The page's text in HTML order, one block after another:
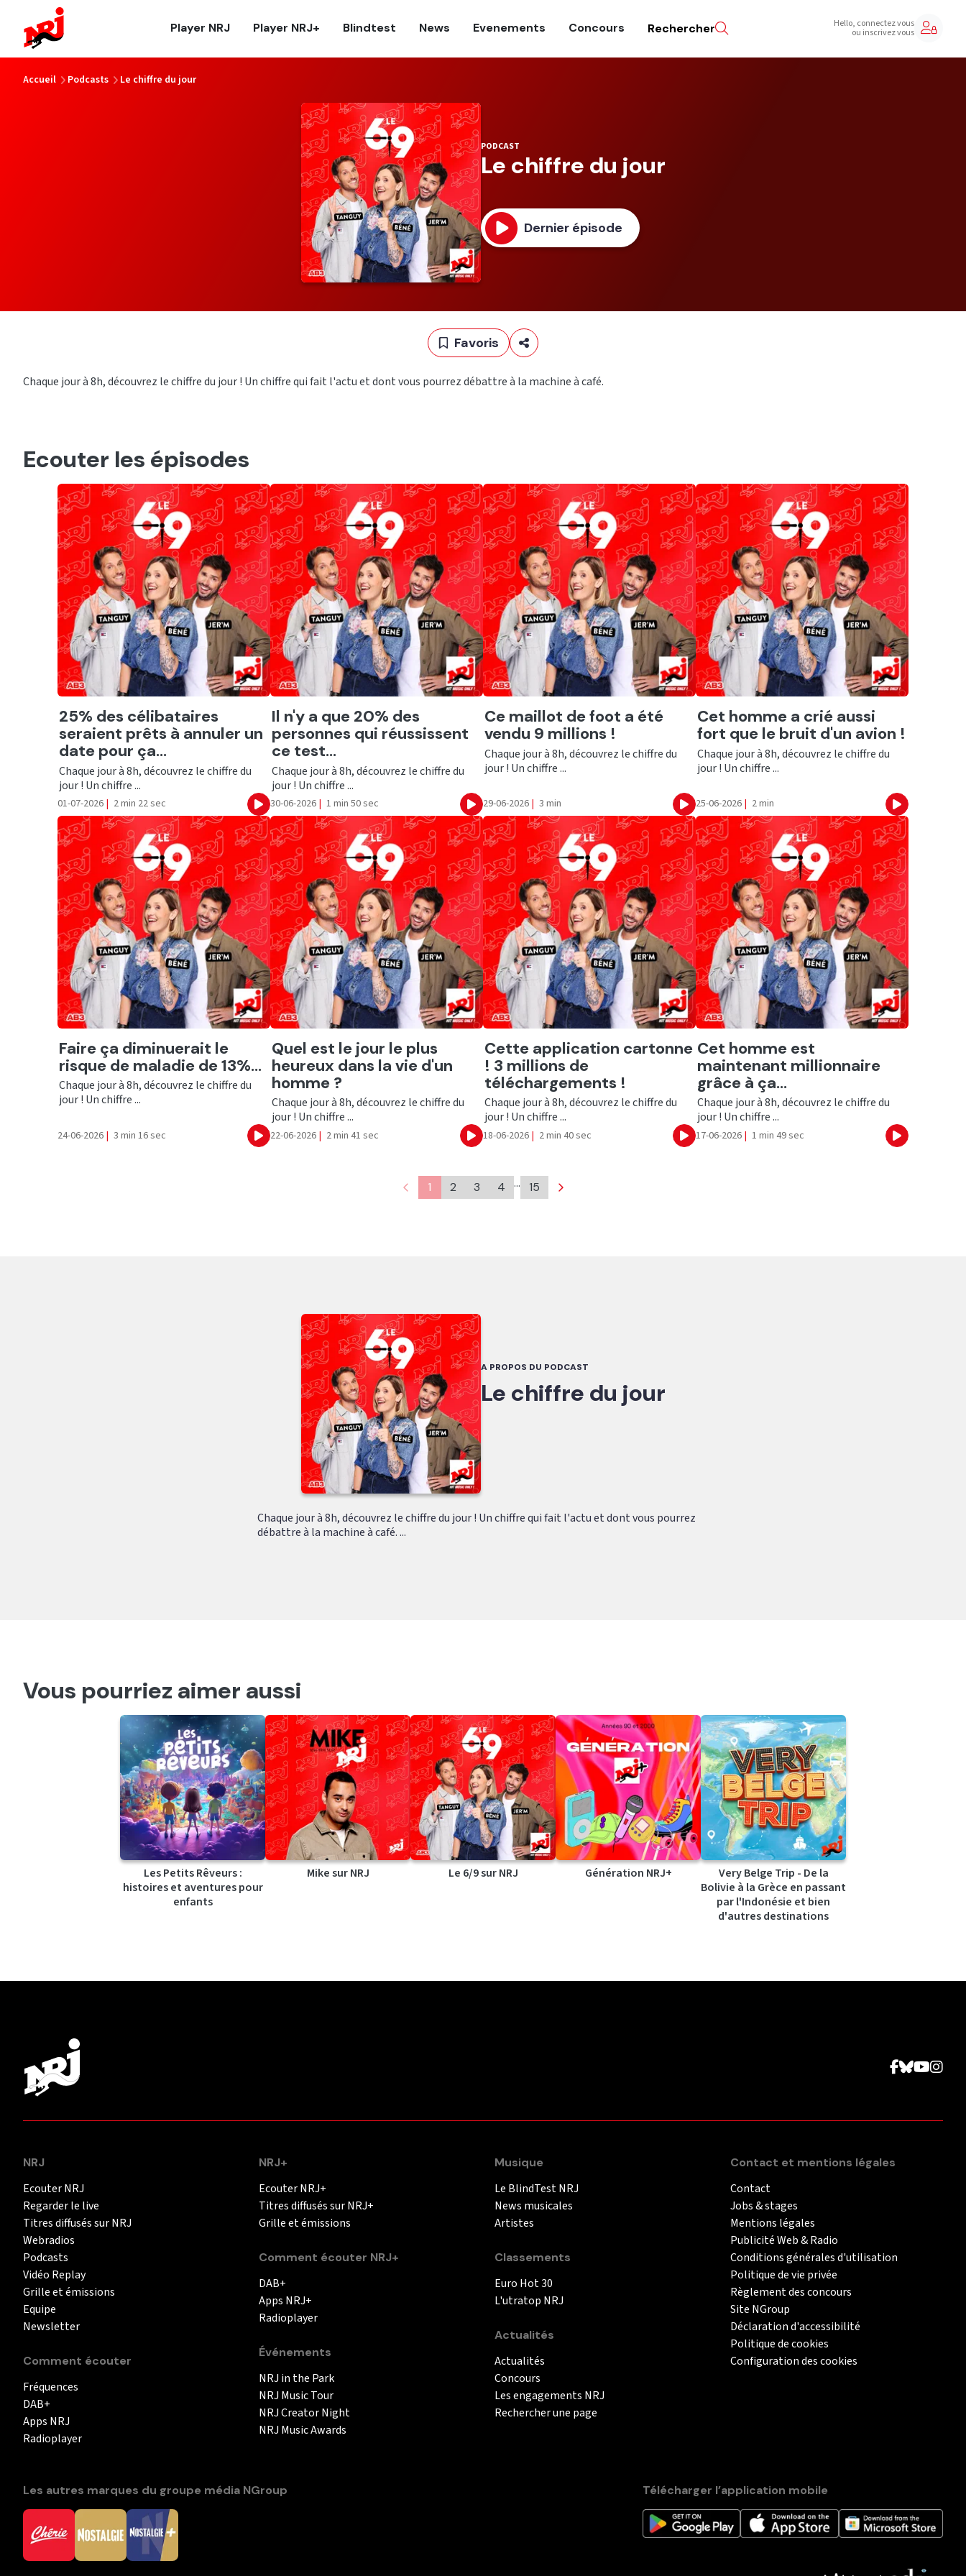
Player NRJ Player NRJ+ Blindtest News Evenements Concours Rechercher Hello, connectez vous
ou inscrivez vous
Accueil Podcasts Le chiffre du jour
PODCAST
Le chiffre du jour
Dernier épisode
Favoris
Chaque jour à 8h, découvrez le chiffre du jour ! Un chiffre qui fait l'actu et dont vous pourrez débattre à la machine à café.
Ecouter les épisodes
Ecouter
25% des célibataires
seraient prêts à annuler un
date pour ça...
Chaque jour à 8h, découvrez le chiffre du
jour ! Un chiffre ...
01-07-2026 | 2 min 22 sec Ecouter
Ecouter
Il n'y a que 20% des
personnes qui réussissent
ce test...
Chaque jour à 8h, découvrez le chiffre du
jour ! Un chiffre ...
30-06-2026 | 1 min 50 sec Ecouter
Ecouter
Ce maillot de foot a été
vendu 9 millions !
Chaque jour à 8h, découvrez le chiffre du
jour ! Un chiffre ...
29-06-2026 | 3 min Ecouter
Ecouter
Cet homme a crié aussi
fort que le bruit d'un avion !
Chaque jour à 8h, découvrez le chiffre du
jour ! Un chiffre ...
25-06-2026 | 2 min Ecouter
Ecouter
Faire ça diminuerait le
risque de maladie de 13%...
Chaque jour à 8h, découvrez le chiffre du
jour ! Un chiffre ...
24-06-2026 | 3 min 16 sec Ecouter
Ecouter
Quel est le jour le plus
heureux dans la vie d'un
homme ?
Chaque jour à 8h, découvrez le chiffre du
jour ! Un chiffre ...
22-06-2026 | 2 min 41 sec Ecouter
Ecouter
Cette application cartonne
! 3 millions de
téléchargements !
Chaque jour à 8h, découvrez le chiffre du
jour ! Un chiffre ...
18-06-2026 | 2 min 40 sec Ecouter
Ecouter
Cet homme est
maintenant millionnaire
grâce à ça...
Chaque jour à 8h, découvrez le chiffre du
jour ! Un chiffre ...
17-06-2026 | 1 min 49 sec Ecouter
1 2 3 4 … 15
A PROPOS DU PODCAST
Le chiffre du jour
Chaque jour à 8h, découvrez le chiffre du jour ! Un chiffre qui fait l'actu et dont vous pourrez
débattre à la machine à café. ...
Vous pourriez aimer aussi
Les Petits Rêveurs :
histoires et aventures pour
enfants
Mike sur NRJ Le 6/9 sur NRJ Génération NRJ+
Very Belge Trip - De la
Bolivie à la Grèce en passant
par l'Indonésie et bien
d'autres destinations
NRJ
Ecouter NRJ
Regarder le live
Titres diffusés sur NRJ
Webradios
Podcasts
Vidéo Replay
Grille et émissions
Equipe
Newsletter
Comment écouter
Fréquences
DAB+
Apps NRJ
Radioplayer
NRJ+
Ecouter NRJ+
Titres diffusés sur NRJ+
Grille et émissions
Comment écouter NRJ+
DAB+
Apps NRJ+
Radioplayer
Événements
NRJ in the Park
NRJ Music Tour
NRJ Creator Night
NRJ Music Awards
Musique
Le BlindTest NRJ
News musicales
Artistes
Classements
Euro Hot 30
L'utratop NRJ
Actualités
Actualités
Concours
Les engagements NRJ
Rechercher une page
Contact et mentions légales
Contact
Jobs & stages
Mentions légales
Publicité Web & Radio
Conditions générales d'utilisation
Politique de vie privée
Règlement des concours
Site NGroup
Déclaration d'accessibilité
Politique de cookies
Configuration des cookies
Les autres marques du groupe média NGroup Télécharger l’application mobile